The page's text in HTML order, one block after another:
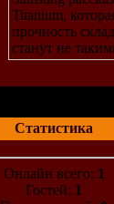
Titanium,
прочность
станут не
Статистика
Онлайн всего: 1
Гостей: 1